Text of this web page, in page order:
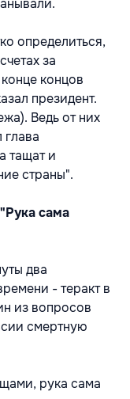
определиться,
за
концов
президент.
Ведь от них
глава
тащат и
страны".
сама
два
- теракт в
из вопросов
смертную
рука сама